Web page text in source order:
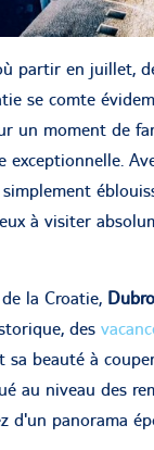
partir en juillet,
se comte
un moment de
exceptionnelle.
à visiter
la Croatie,
des
beauté à
au niveau des
d'un panorama